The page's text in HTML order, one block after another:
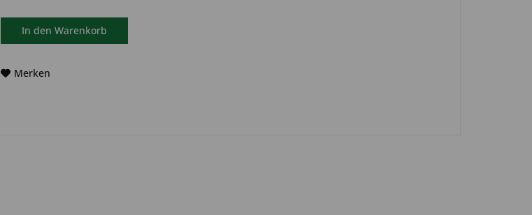
Schlüsselschaft Ihrem
gleicht.In den Warenkorb
Merken